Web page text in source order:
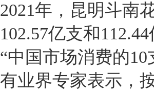
2021年，昆明斗南
102.57亿支和
“中国市场消费的
有业界专家表示，